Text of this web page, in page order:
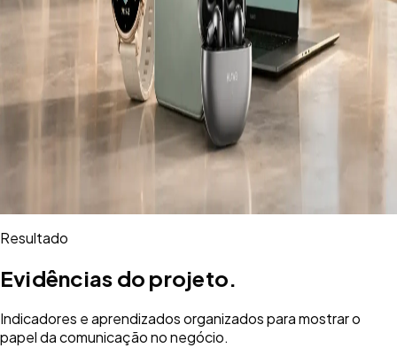
Resultado
Evidências do projeto.
Indicadores e aprendizados organizados para mostrar o
papel da comunicação no negócio.